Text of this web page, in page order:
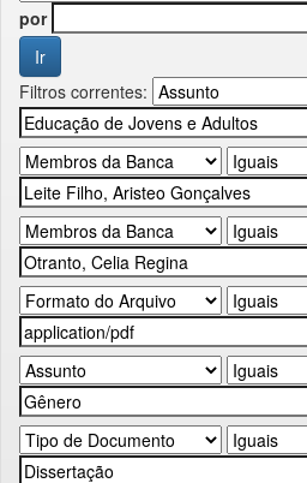
por
Filtros correntes: